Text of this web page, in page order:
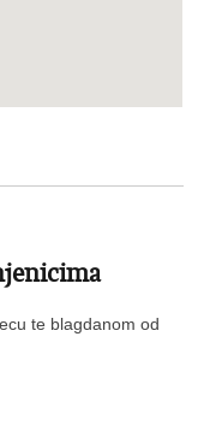
te blagdanom od